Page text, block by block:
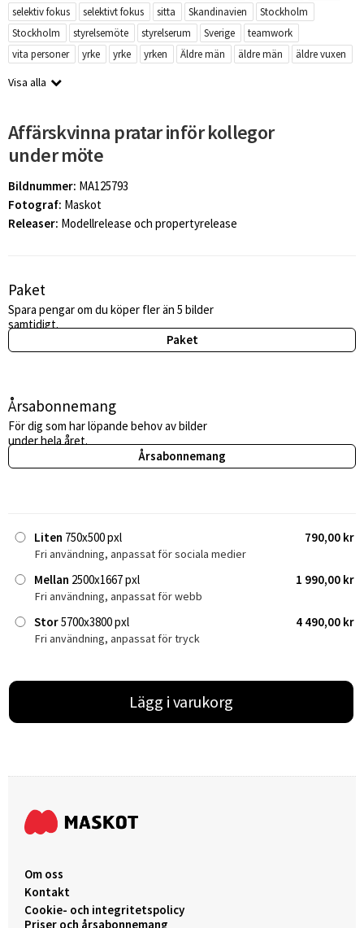
selektiv fokus
selektivt fokus sitta Skandinavien
Stockholm
Stockholm
styrelsemöte styrelserum Sverige
teamwork
vita personer
yrke yrke yrken Äldre män äldre män äldre vuxen
Visa alla
Affärskvinna pratar inför kollegor
under möte
Bildnummer: MA125793
Fotograf: Maskot
Releaser: Modellrelease och propertyrelease
Paket
Spara pengar om du köper fler än 5 bilder
samtidigt.
Paket
Årsabonnemang
För dig som har löpande behov av bilder
under hela året.
Årsabonnemang
Liten 750x500 pxl 790,00 kr
Fri användning, anpassat för sociala medier
Mellan 2500x1667 pxl 1 990,00 kr
Fri användning, anpassat för webb
Stor5700x3800 pxl 4 490,00 kr
Fri användning, anpassat för tryck
Lägg i varukorg
Om oss
Kontakt
Cookie- och integritetspolicy
Priser och årsabonnemang